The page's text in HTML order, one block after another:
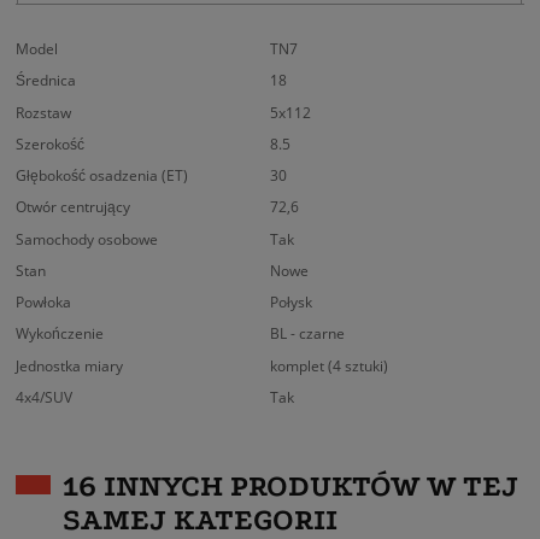
Model
TN7
Średnica
18
Rozstaw
5x112
Szerokość
8.5
Głębokość osadzenia (ET)
30
Otwór centrujący
72,6
Samochody osobowe
Tak
Stan
Nowe
Powłoka
Połysk
Wykończenie
BL - czarne
Jednostka miary
komplet (4 sztuki)
4x4/SUV
Tak
16 INNYCH PRODUKTÓW W TEJ
SAMEJ KATEGORII